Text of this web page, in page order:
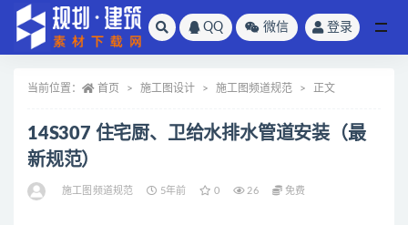
QQ 微信 登录
当前位置： 首页 施工图设计 施工图频道规范 正文
14S307 住宅厨、卫给水排水管道安装（最
新规范）
施工图频道规范 5年前 0 26 免费
全部